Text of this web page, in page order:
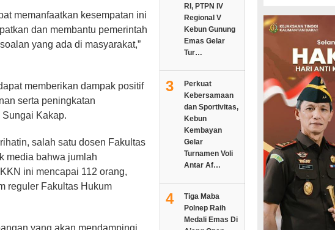
memanfaatkan kesempatan ini
dan membantu pemerintah
yang ada di masyarakat,”
memberikan dampak positif
serta peningkatan
Kakap.
salah satu dosen Fakultas
media bahwa jumlah
ini mencapai 112 orang,
reguler Fakultas Hukum
RI, PTPN IV
Regional V
Kebun Gunung
Emas Gelar
Tur…
3
Perkuat
Kebersamaan
dan Sportivitas,
Kebun
Kembayan
Gelar
Turnamen Voli
Antar Af…
4
Tiga Maba
Polnep Raih
Medali Emas Di